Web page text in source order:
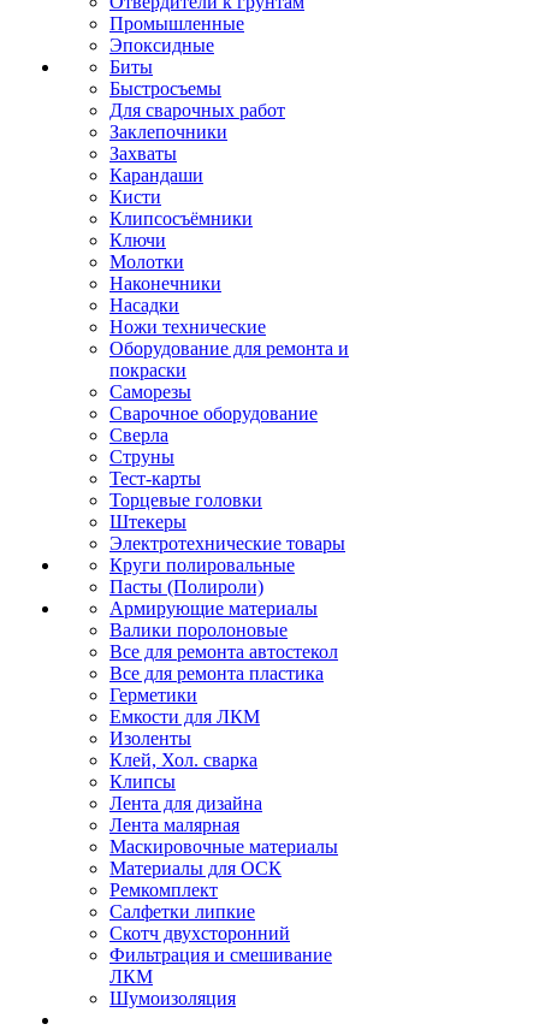
Промышленные
Эпоксидные
Биты
Быстросъемы
Для сварочных работ
Заклепочники
Захваты
Карандаши
Кисти
Клипсосъёмники
Ключи
Молотки
Наконечники
Насадки
Ножи технические
Оборудование для ремонта и
покраски
Саморезы
Сварочное оборудование
Сверла
Струны
Тест-карты
Торцевые головки
Штекеры
Электротехнические товары
Круги полировальные
Пасты (Полироли)
Армирующие материалы
Валики поролоновые
Все для ремонта автостекол
Все для ремонта пластика
Герметики
Емкости для ЛКМ
Изоленты
Клей, Хол. сварка
Клипсы
Лента для дизайна
Лента малярная
Маскировочные материалы
Материалы для ОСК
Ремкомплект
Салфетки липкие
Скотч двухсторонний
Фильтрация и смешивание
ЛКМ
Шумоизоляция